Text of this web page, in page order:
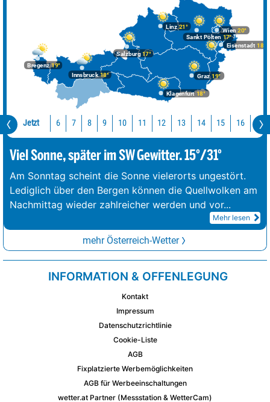
Bregenz19°
Graz19°
Innsbruck18°
Klagenfurt 18°
Linz21°
Salzburg17°
Wien 20°
Eisenstadt 18°
Sankt Pölten 17°
Jetzt 6 7 8 9 10 11 12 13 14 15 16 17
Viel Sonne, später im SW Gewitter. 15°/31°
Am Sonntag scheint die Sonne vielerorts ungestört.
Lediglich über den Bergen können die Quellwolken am
Nachmittag wieder zahlreicher werden und vor...
Mehr lesen
mehr Österreich-Wetter
INFORMATION & OFFENLEGUNG
Kontakt
Impressum
Datenschutzrichtlinie
Cookie-Liste
AGB
Fixplatzierte Werbemöglichkeiten
AGB für Werbeeinschaltungen
wetter.at Partner (Messstation & WetterCam)